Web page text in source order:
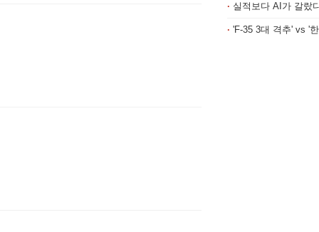
실적보다 AI가 갈
'F-35 3대 격추' vs '